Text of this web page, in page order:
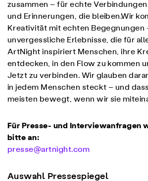
zusammen – für echte
und Erinnerungen, die bleiben.Wir
Kreativität mit echten Begegnungen
unvergessliche Erlebnisse, die für
ArtNight inspiriert Menschen, ihre
entdecken, in den Flow zu kommen
Jetzt zu verbinden. Wir glauben
in jedem Menschen steckt – und
meisten bewegt, wenn wir sie
Für Presse- und Interviewanfragen
bitte an:
presse@artnight.com
Auswahl Pressespiegel